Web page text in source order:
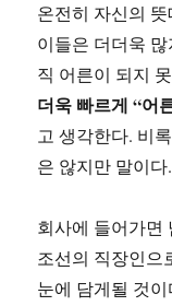
온전히 자신의
이들은 더더욱
직 어른이 되지
더욱 빠르게 “어
고 생각한다. 비
은 않지만 말이다.
회사에 들어가면
조선의 직장인으
눈에 담게될 것